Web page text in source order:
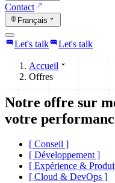
Contact
Français
Let's talk Let's talk
Accueil
Offres
Notre offre sur
votre
[ Conseil ]
[ Développement]
[ Expérience &
[ Cloud & DevOps ]